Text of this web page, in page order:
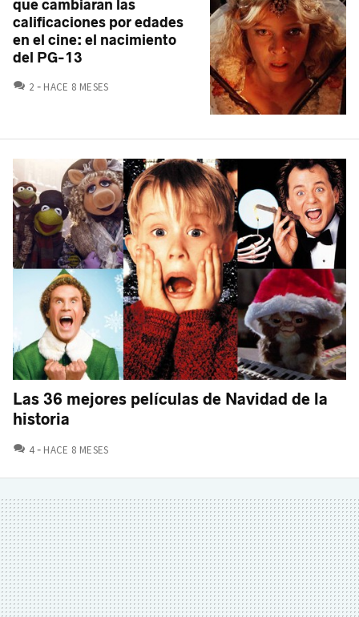
que cambiaran las
calificaciones por edades
en el cine: el nacimiento
del PG-13
2 COMENTARIOS
HACE 8 MESES
Las 36 mejores películas de Navidad de la
historia
4 COMENTARIOS
HACE 8 MESES